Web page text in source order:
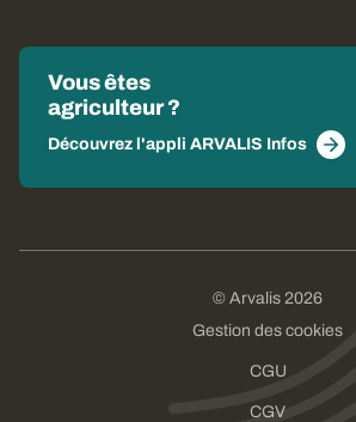
Vous êtes
agriculteur ?
Découvrez l'appli ARVALIS Infos
© Arvalis 2026
Gestion des cookies
CGU
CGV